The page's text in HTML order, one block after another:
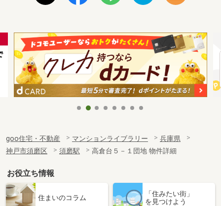
goo住宅・不動産 マンションライブラリー
兵庫県
神戸市須磨区
須磨駅 高倉台５－１団地 物件詳細
お役立ち情報
住まいのコラム
「住みたい街」
を見つけよう